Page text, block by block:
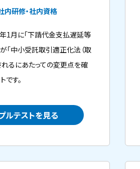
研修・社内資格
1月に「下請代金支払遅延等
が「中小受託取引適正化法（取
れるにあたっての変更点を確
です。
ルテストを見る